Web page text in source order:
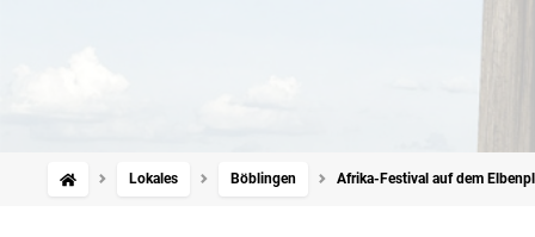
Lokales Böblingen Afrika-Festival auf dem